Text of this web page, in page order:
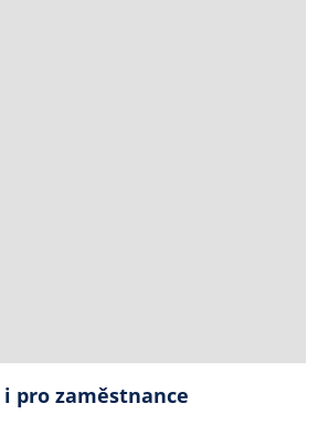
pro zaměstnance